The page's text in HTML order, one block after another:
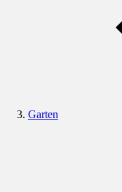
Garten